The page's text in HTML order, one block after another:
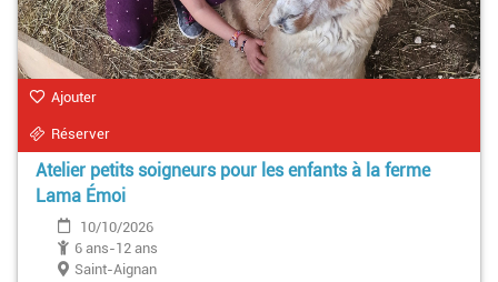
Ajouter
Réserver
Atelier petits soigneurs pour les enfants à la ferme
Lama Émoi
10/10/2026
6 ans-12 ans
Saint-Aignan